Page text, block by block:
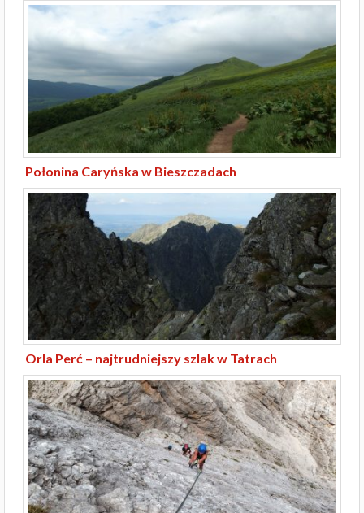
Połonina Caryńska w Bieszczadach
Orla Perć – najtrudniejszy szlak w Tatrach